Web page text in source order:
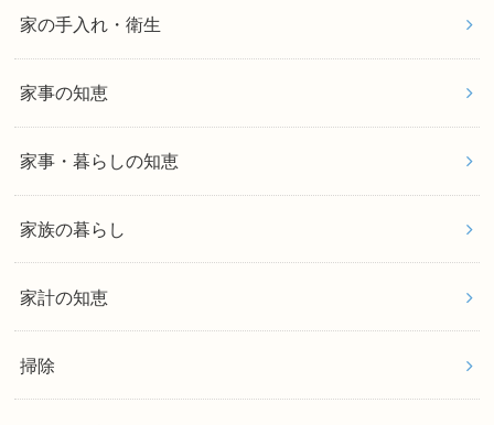
家の手入れ・衛生
家事の知恵
家事・暮らしの知恵
家族の暮らし
家計の知恵
掃除